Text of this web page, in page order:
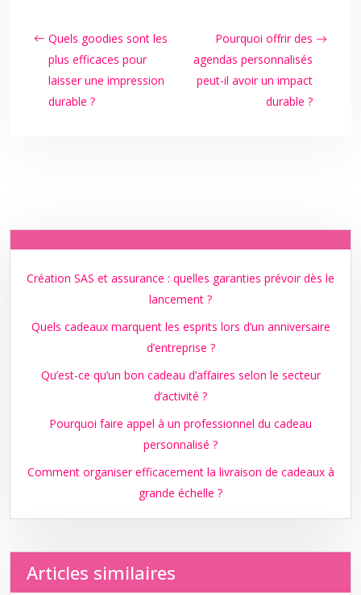
Quels goodies sont les
plus efficaces pour
laisser une impression
durable ?
Pourquoi offrir des
agendas personnalisés
peut-il avoir un impact
durable ?
Création SAS et assurance : quelles garanties prévoir dès le
lancement ?
Quels cadeaux marquent les esprits lors d’un anniversaire
d’entreprise ?
Qu’est-ce qu’un bon cadeau d’affaires selon le secteur
d’activité ?
Pourquoi faire appel à un professionnel du cadeau
personnalisé ?
Comment organiser efficacement la livraison de cadeaux à
grande échelle ?
Articles similaires